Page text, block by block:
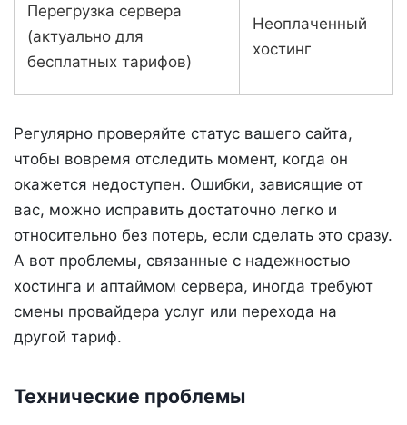
Перегрузка сервера
(актуально для
бесплатных тарифов)
Неоплаченный
хостинг
Регулярно проверяйте статус вашего сайта,
чтобы вовремя отследить момент, когда он
окажется недоступен. Ошибки, зависящие от
вас, можно исправить достаточно легко и
относительно без потерь, если сделать это сразу.
А вот проблемы, связанные с надежностью
хостинга и аптаймом сервера, иногда требуют
смены провайдера услуг или перехода на
другой тариф.
Технические проблемы